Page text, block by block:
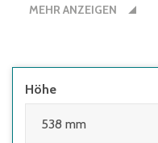
Produktion
Behälterfarbe
MEHR ANZEIGEN
Höhe